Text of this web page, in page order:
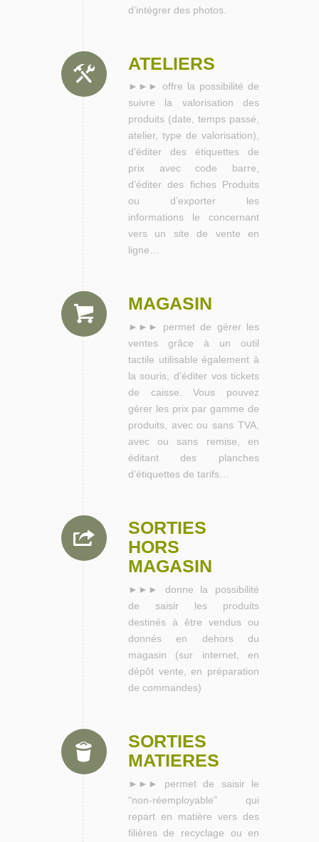
d’intégrer des photos.
ATELIERS
►►► offre la possibilité de
suivre la valorisation des
produits (date, temps passé,
atelier, type de valorisation),
d’éditer des étiquettes de
prix avec code barre,
d’éditer des fiches Produits
ou d’exporter les
informations le concernant
vers un site de vente en
ligne…
MAGASIN
►►► permet de gérer les
ventes grâce à un outil
tactile utilisable également à
la souris, d’éditer vos tickets
de caisse. Vous pouvez
gérer les prix par gamme de
produits, avec ou sans TVA,
avec ou sans remise, en
éditant des planches
d’étiquettes de tarifs…
SORTIES
HORS
MAGASIN
►►► donne la possibilité
de saisir les produits
destinés à être vendus ou
donnés en dehors du
magasin (sur internet, en
dépôt vente, en préparation
de commandes)
SORTIES
MATIERES
►►► permet de saisir le
“non-réemployable” qui
repart en matière vers des
filières de recyclage ou en